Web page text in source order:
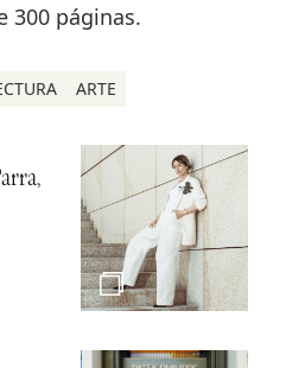
300 páginas.
ARTE